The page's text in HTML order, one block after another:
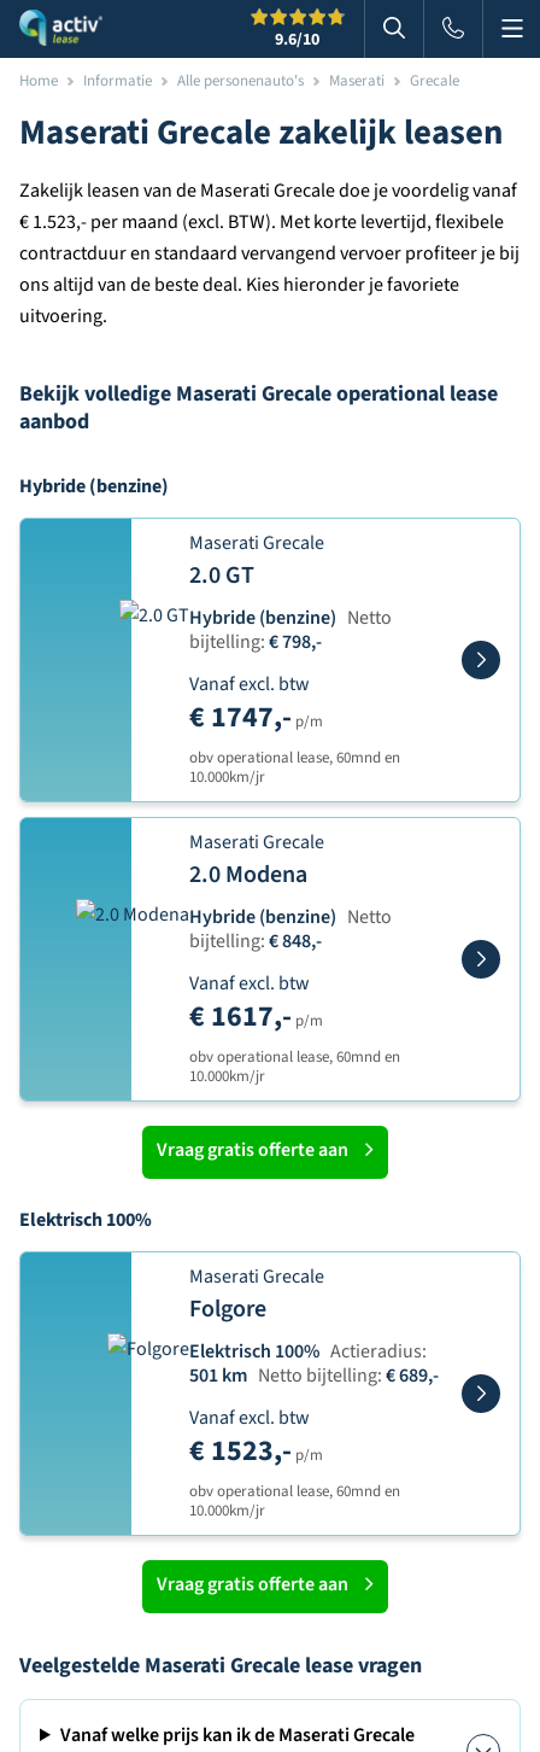
9.6/10 Zoeken in
Home Informatie Alle personenauto's Maserati Grecale
Maserati Grecale zakelijk leasen
Zakelijk leasen van de Maserati Grecale doe je voordelig vanaf
€ 1.523,- per maand (excl. BTW). Met korte levertijd, flexibele
contractduur en standaard vervangend vervoer profiteer je bij
ons altijd van de beste deal. Kies hieronder je favoriete
uitvoering.
Bekijk volledige Maserati Grecale operational lease
aanbod
Hybride (benzine)
Maserati Grecale
2.0 GT
Hybride (benzine) Netto
bijtelling:€ 798,-
Vanaf excl. btw
€ 1747,- p/m
obv operational lease, 60mnd en
10.000km/jr
Maserati Grecale
2.0 Modena
Hybride (benzine) Netto
bijtelling:€ 848,-
Vanaf excl. btw
€ 1617,- p/m
obv operational lease, 60mnd en
10.000km/jr
Vraag gratis offerte aan
Elektrisch 100%
Maserati Grecale
Folgore
Elektrisch 100% Actieradius:
501 km Netto bijtelling:€ 689,-
Vanaf excl. btw
€ 1523,- p/m
obv operational lease, 60mnd en
10.000km/jr
Vraag gratis offerte aan
Veelgestelde Maserati Grecale lease vragen
Vanaf welke prijs kan ik de Maserati Grecale